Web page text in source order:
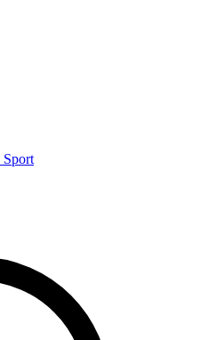
Sport